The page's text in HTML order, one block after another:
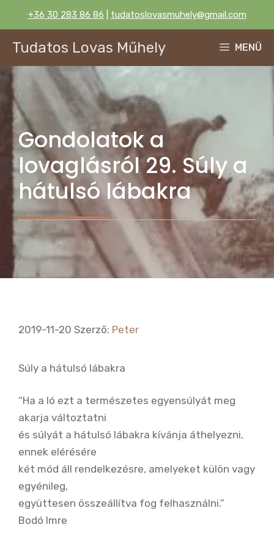
tartalomba
+36 30 283 86 86 tudatoslovasmuhely@gmail.com
Tudatos Lovas Műhely MENÜ
Gondolatok a
lovaglásról 29. Súly a
hátulsó lábakra
2019-11-20 Szerző: Peter
Súly a hátulsó lábakra
“Ha a ló ezt a természetes egyensúlyát meg
akarja változtatni
és súlyát a hátulsó lábakra kívánja áthelyezni,
ennek elérésére
két mód áll rendelkezésre, amelyeket külön vagy
egyénileg,
együttesen összeállítva fog felhasználni.”
Bodó Imre